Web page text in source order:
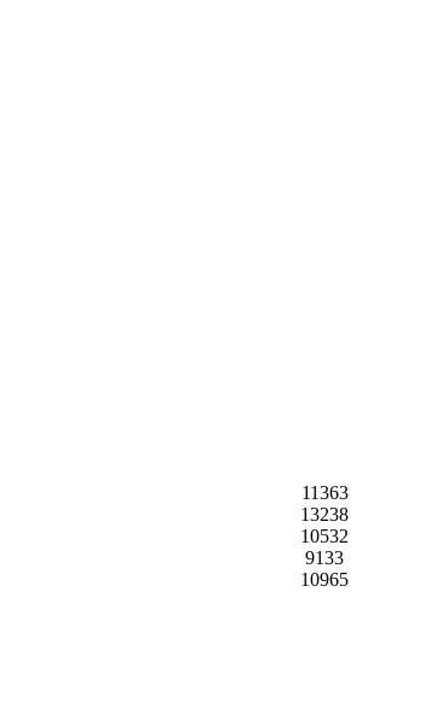
11363
13238
10532
9133
10965